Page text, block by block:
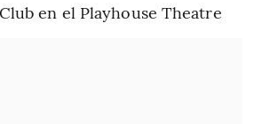
en el Playhouse Theatre